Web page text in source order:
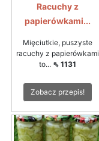
Racuchy z
papierówkami...
Mięciutkie, puszyste
racuchy z papierówkami
to... ⇖ 1131
Zobacz przepis!